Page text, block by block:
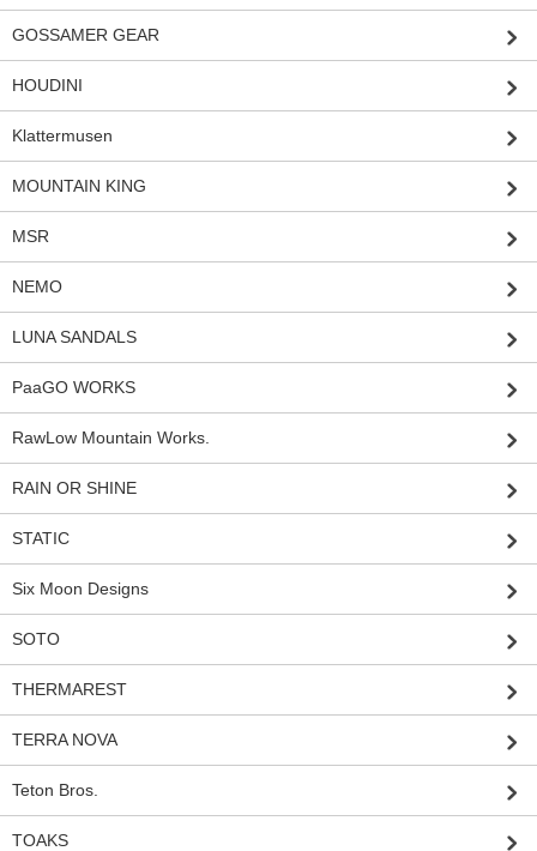
GOSSAMER GEAR
HOUDINI
Klattermusen
MOUNTAIN KING
MSR
NEMO
LUNA SANDALS
PaaGO WORKS
RawLow Mountain Works.
RAIN OR SHINE
STATIC
Six Moon Designs
SOTO
THERMAREST
TERRA NOVA
Teton Bros.
TOAKS